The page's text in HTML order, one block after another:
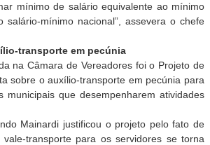
mínimo de salário equivalente ao mínimo
salário-mínimo nacional”, assevera o chefe
transporte em pecúnia
na Câmara de Vereadores foi o Projeto de
sobre o auxílio-transporte em pecúnia para
municipais que desempenharem atividades
Mainardi justificou o projeto pelo fato de
transporte para os servidores se torna